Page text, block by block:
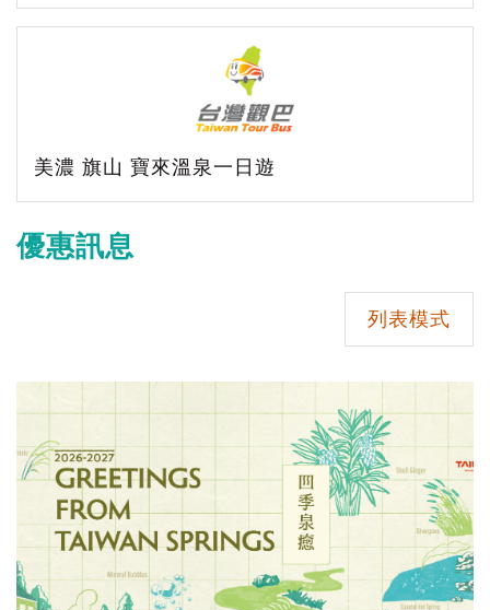
美濃 旗山 寶來溫泉一日遊
優惠訊息
列表模式